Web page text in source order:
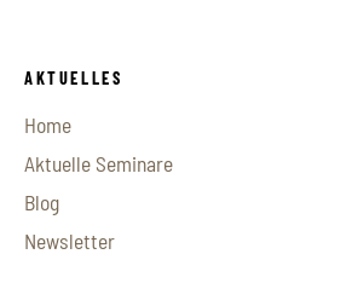
AKTUELLES
Home
Aktuelle Seminare
Blog
Newsletter